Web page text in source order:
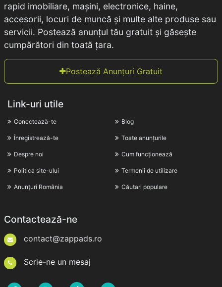
rapid imobiliare, mașini, electronice, haine,
accesorii, locuri de muncă și multe alte produse sau
servicii. Postează anunțul tău gratuit și găsește
cumpărători din toată țara.
Postează Anunțuri Gratuit
Link-uri utile
Conectează-te
Înregistrează-te
Despre noi
Politica site-ului
Anunțuri România
Blog
Toate anunțurile
Cum funcționează
Termenii de utilizare
Căutari populare
Contactează-ne
contact@zappads.ro
Scrie-ne un mesaj